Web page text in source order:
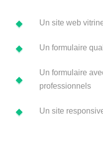
Un site web
Un formulaire
Un formulaire
professionnels
Un site